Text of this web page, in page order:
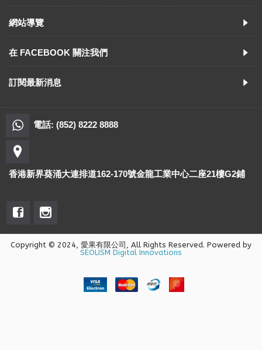
網站導覽
在 FACEBOOK 關注我們
訂閱最新消息
電話: (852) 8222 8888
香港新界葵涌大連排道162-170號金龍工業中心二座21樓G2鋪
Copyright © 2024, 愛果有限公司, All Rights Reserved. Powered by
SEOLISM Digital Innovations